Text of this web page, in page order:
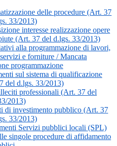
delle procedure (Art. 37
33/2013)
interesse realizzazione opere
(Art. 37 del d.lgs. 33/2013)
alla programmazione di lavori,
e forniture / Mancata
programmazione
sul sistema di qualificazione
del d.lgs. 33/2013)
professionali (Art. 37 del
2013)
di investimento pubblico (Art. 37
33/2013)
Servizi pubblici locali (SPL)
singole procedure di affidamento